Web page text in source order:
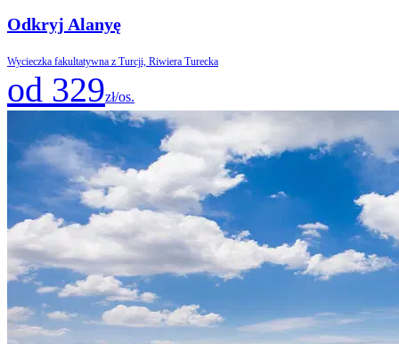
Odkryj Alanyę
Wycieczka fakultatywna z Turcji, Riwiera Turecka
od 329zł/os.